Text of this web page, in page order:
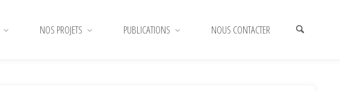
NOS PROJETS PUBLICATIONS NOUS CONTACTER